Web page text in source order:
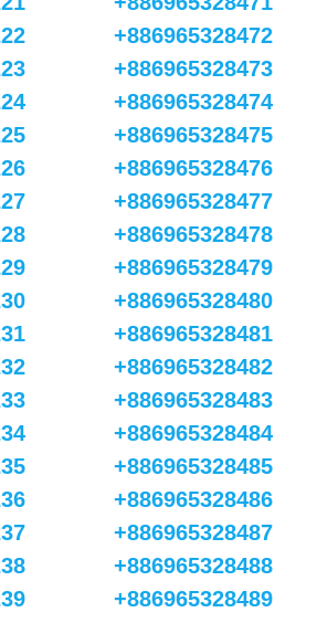
+886965328472
+886965328473
+886965328474
+886965328475
+886965328476
+886965328477
+886965328478
+886965328479
+886965328480
+886965328481
+886965328482
+886965328483
+886965328484
+886965328485
+886965328486
+886965328487
+886965328488
+886965328489